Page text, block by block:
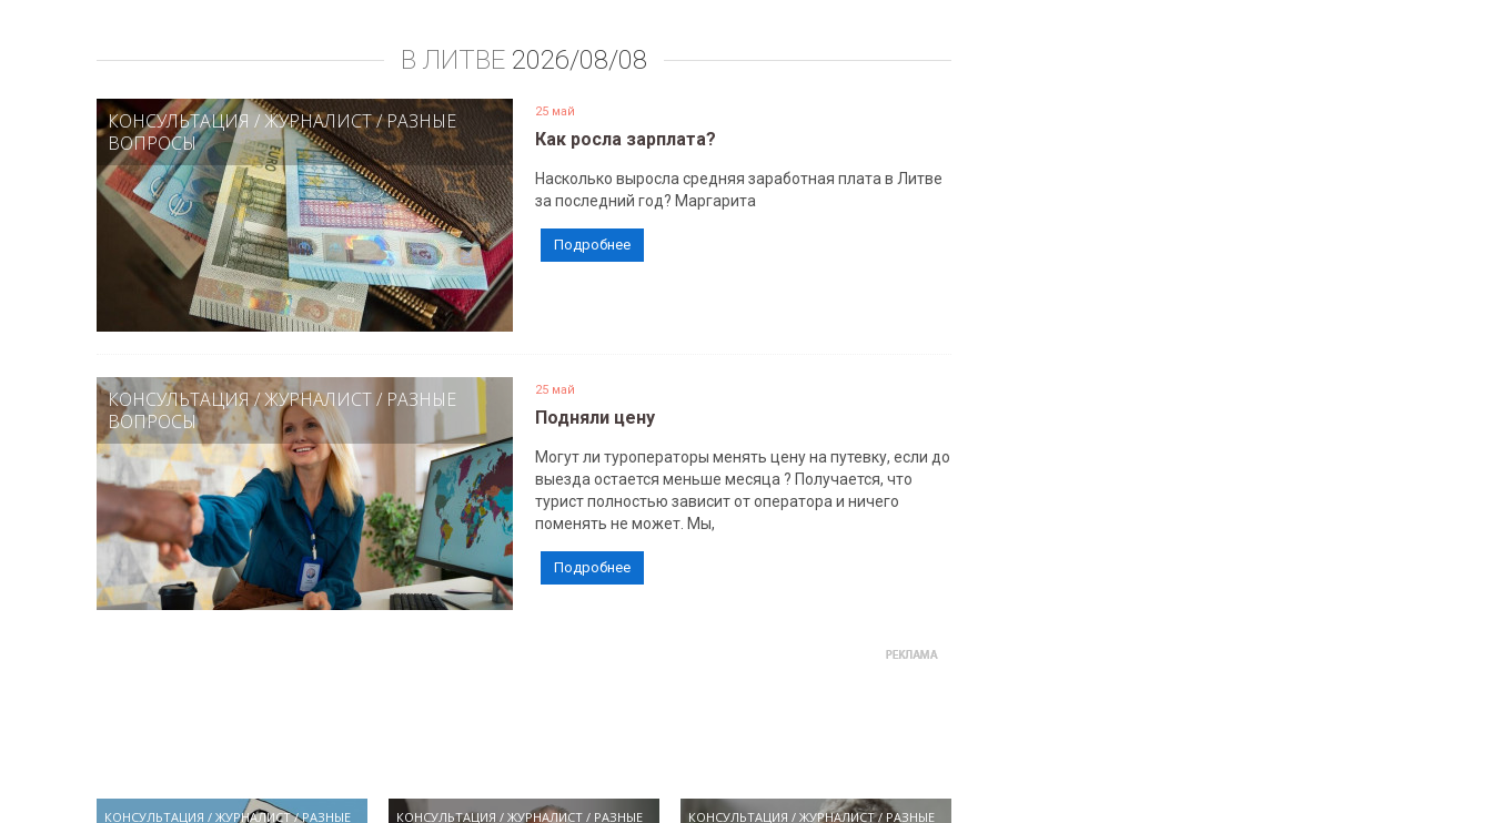
В ЛИТВЕ 2026/08/08
КОНСУЛЬТАЦИЯ /ЖУРНАЛИСТ/РАЗНЫЕ
ВОПРОСЫ
25 май
Как росла зарплата?
Насколько выросла средняя заработная плата в Литве
за последний год? Маргарита
Подробнее
КОНСУЛЬТАЦИЯ/ЖУРНАЛИСТ/ РАЗНЫЕ
ВОПРОСЫ
25 май
Подняли цену
Могут ли туроператоры менять цену на путевку, если до
выезда остается меньше месяца ? Получается, что
турист полностью зависит от оператора и ничего
поменять не может. Мы,
Подробнее
КОНСУЛЬТАЦИЯ / ЖУРНАЛИСТ/РАЗНЫЕ
КОНСУЛЬТАЦИЯ /ЖУРНАЛИСТ / РАЗНЫЕ
КОНСУЛЬТАЦИЯ /ЖУРНАЛИСТ/ РАЗНЫЕ